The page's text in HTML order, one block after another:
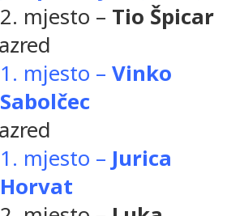
2. mjesto – Tio Špicar
1. mjesto – Vinko
Sabolčec
1. mjesto – Jurica
Horvat